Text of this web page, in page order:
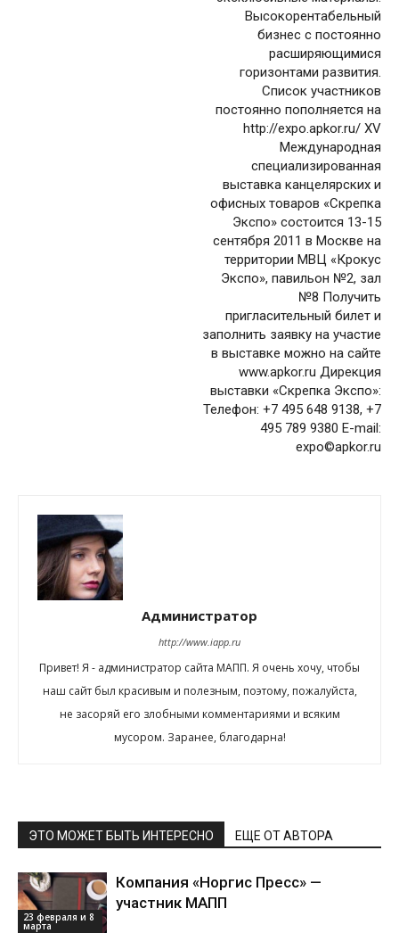
Высокорентабельный
бизнес с постоянно
расширяющимися
горизонтами развития.
Список участников
постоянно пополняется на
http://expo.apkor.ru/ XV
Международная
специализированная
выставка канцелярских и
офисных товаров «Скрепка
Экспо» состоится 13-15
сентября 2011 в Москве на
территории МВЦ «Крокус
Экспо», павильон №2, зал
№8 Получить
пригласительный билет и
заполнить заявку на участие
в выставке можно на сайте
www.apkor.ru Дирекция
выставки «Скрепка Экспо»:
Телефон: +7 495 648 9138, +7
495 789 9380 E-mail:
expo©apkor.ru
Администратор
http://www.iapp.ru
Привет! Я - администратор сайта МАПП. Я очень хочу, чтобы
наш сайт был красивым и полезным, поэтому, пожалуйста,
не засоряй его злобными комментариями и всяким
мусором. Заранее, благодарна!
ЭТО МОЖЕТ БЫТЬ ИНТЕРЕСНО ЕЩЕ ОТ АВТОРА
23 февраля и 8
марта
Компания «Норгис Пресс» —
участник МАПП